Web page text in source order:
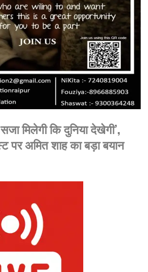
सजा मिलेगी कि दुनिया देखेगी’,
पर अमित शाह का बड़ा बयान